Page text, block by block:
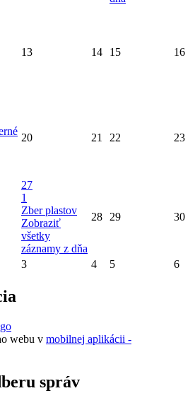
13 14 15 16
20 21 22 23
27
1
Zber plastov
Zobraziť
všetky
záznamy z dňa
28 29 30
3 4 5 6
webu v mobilnej aplikácii -
správ